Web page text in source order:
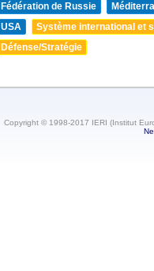
Fédération de Russie
USA
Système international et
Défense/Stratégie
Copyright © 1998-2017 IERI (Institut